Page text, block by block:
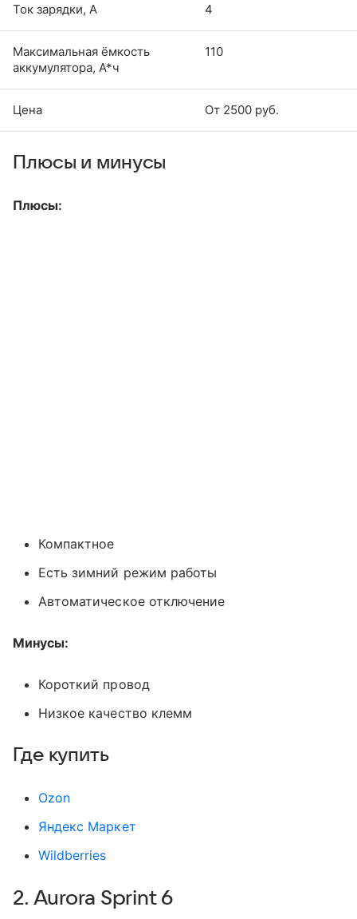
Ток зарядки, А 4
Максимальная ёмкость
аккумулятора, А*ч
110
Цена От 2500 руб.
Плюсы и минусы
Плюсы:
Компактное
Есть зимний режим работы
Автоматическое отключение
Минусы:
Короткий провод
Низкое качество клемм
Где купить
Оzon
Яндекс Маркет
Wildberries
2. Aurora Sprint 6